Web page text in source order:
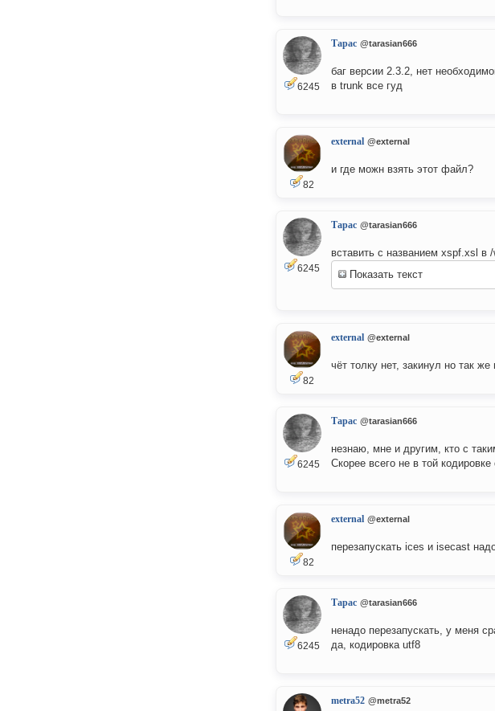
6245
Тарас @tarasian666
баг версии 2.3.2, нет
в trunk все гуд
82
external @external
и где можн взять этот файл?
6245
Тарас @tarasian666
вставить с названием xspf.xsl в
Показать текст
82
external @external
чёт толку нет, закинул но так
6245
Тарас @tarasian666
незнаю, мне и другим, кто с
Скорее всего не в той кодировке
82
external @external
перезапускать ices и isecast
6245
Тарас @tarasian666
ненадо перезапускать, у меня
да, кодировка utf8
metra52 @metra52